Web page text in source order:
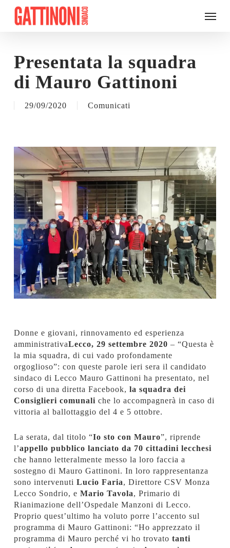
Skip
main
Menu
Presentata la squadra
di Mauro Gattinoni
29/09/2020 Comunicati
Donne e giovani, rinnovamento ed esperienza
amministrativaLecco, 29 settembre 2020 – “Questa è
la mia squadra, di cui vado profondamente
orgoglioso”: con queste parole ieri sera il candidato
sindaco di Lecco Mauro Gattinoni ha presentato, nel
corso di una diretta Facebook, la squadra dei
Consiglieri comunali che lo accompagnerà in caso di
vittoria al ballottaggio del 4 e 5 ottobre.
La serata, dal titolo “Io sto con Mauro”, riprende
l’appello pubblico lanciato da 70 cittadini lecchesi
che hanno letteralmente messo la loro faccia a
sostegno di Mauro Gattinoni. In loro rappresentanza
sono intervenuti Lucio Faria, Direttore CSV Monza
Lecco Sondrio, e Mario Tavola, Primario di
Rianimazione dell’Ospedale Manzoni di Lecco.
Proprio quest’ultimo ha voluto porre l’accento sul
programma di Mauro Gattinoni: “Ho apprezzato il
programma di Mauro perché vi ho trovato tanti